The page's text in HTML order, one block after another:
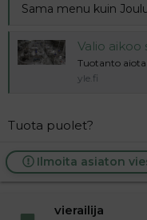
Sama menu kuin
Valio aikoo sulkea
Tuotanto
yle.fi
Tuota puolet?
Ilmoita asiaton
vierailija